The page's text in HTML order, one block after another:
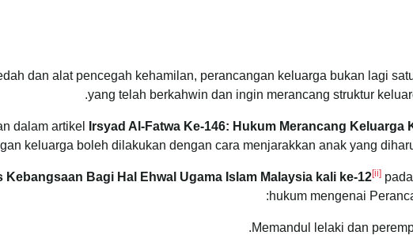
dan alat pencegah kehamilan, perancangan keluarga bukan lagi
yang telah berkahwin dan ingin merancang struktur
dalam artikel Irsyad Al-Fatwa Ke-146: Hukum Merancang
keluarga boleh dilakukan dengan cara menjarakkan anak yang
Kebangsaan Bagi Hal Ehwal Ugama Islam Malaysia kali ke-12[ii]
hukum mengenai
Memandul lelaki dan